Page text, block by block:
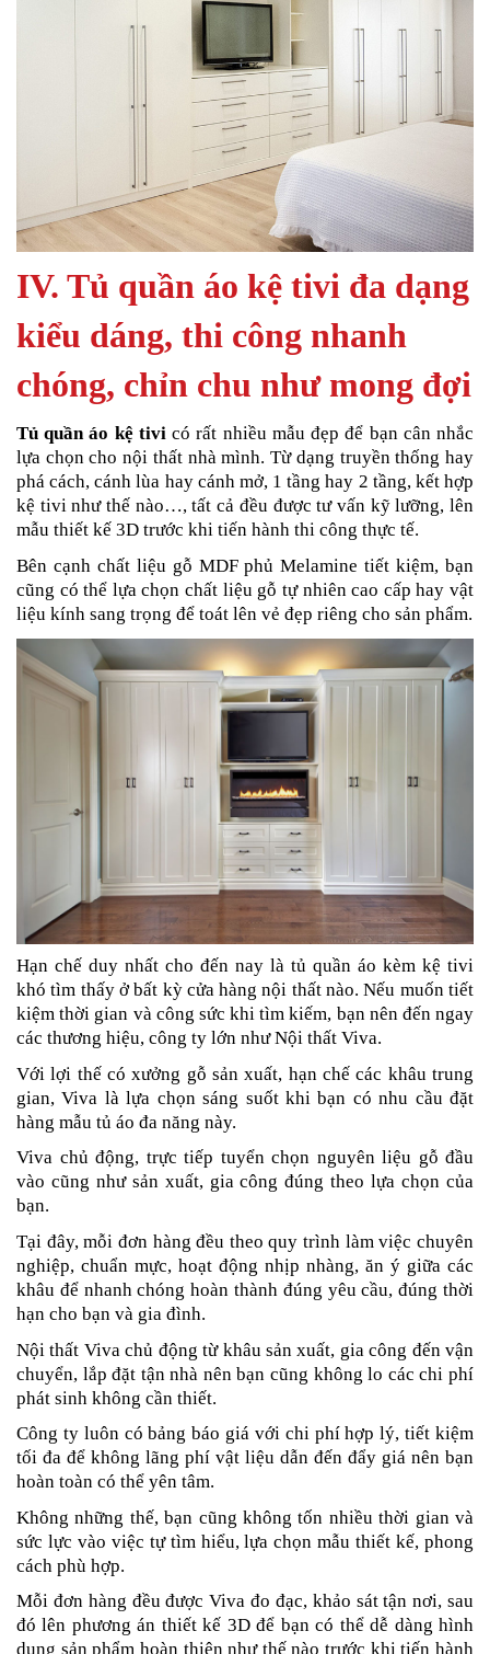
IV. Tủ quần áo kệ tivi đa dạng
kiểu dáng, thi công nhanh
chóng, chỉn chu như mong đợi
Tủ quần áo kệ tivi có rất nhiều mẫu đẹp để bạn cân nhắc
lựa chọn cho nội thất nhà mình. Từ dạng truyền thống hay
phá cách, cánh lùa hay cánh mở, 1 tầng hay 2 tầng, kết hợp
kệ tivi như thế nào…, tất cả đều được tư vấn kỹ lưỡng, lên
mẫu thiết kế 3D trước khi tiến hành thi công thực tế.
Bên cạnh chất liệu gỗ MDF phủ Melamine tiết kiệm, bạn
cũng có thể lựa chọn chất liệu gỗ tự nhiên cao cấp hay vật
liệu kính sang trọng để toát lên vẻ đẹp riêng cho sản phẩm.
Hạn chế duy nhất cho đến nay là tủ quần áo kèm kệ tivi
khó tìm thấy ở bất kỳ cửa hàng nội thất nào. Nếu muốn tiết
kiệm thời gian và công sức khi tìm kiếm, bạn nên đến ngay
các thương hiệu, công ty lớn như Nội thất Viva.
Với lợi thế có xưởng gỗ sản xuất, hạn chế các khâu trung
gian, Viva là lựa chọn sáng suốt khi bạn có nhu cầu đặt
hàng mẫu tủ áo đa năng này.
Viva chủ động, trực tiếp tuyển chọn nguyên liệu gỗ đầu
vào cũng như sản xuất, gia công đúng theo lựa chọn của
bạn.
Tại đây, mỗi đơn hàng đều theo quy trình làm việc chuyên
nghiệp, chuẩn mực, hoạt động nhịp nhàng, ăn ý giữa các
khâu để nhanh chóng hoàn thành đúng yêu cầu, đúng thời
hạn cho bạn và gia đình.
Nội thất Viva chủ động từ khâu sản xuất, gia công đến vận
chuyển, lắp đặt tận nhà nên bạn cũng không lo các chi phí
phát sinh không cần thiết.
Công ty luôn có bảng báo giá với chi phí hợp lý, tiết kiệm
tối đa để không lãng phí vật liệu dẫn đến đẩy giá nên bạn
hoàn toàn có thể yên tâm.
Không những thế, bạn cũng không tốn nhiều thời gian và
sức lực vào việc tự tìm hiểu, lựa chọn mẫu thiết kế, phong
cách phù hợp.
Mỗi đơn hàng đều được Viva đo đạc, khảo sát tận nơi, sau
đó lên phương án thiết kế 3D để bạn có thể dễ dàng hình
dung sản phẩm hoàn thiện như thế nào trước khi tiến hành